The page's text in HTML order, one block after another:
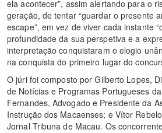
ela acontecer”, assim alertando para o
geração, de tentar “guardar o presente
escape”, em vez de viver cada instante
profundidade da sua perspetiva e a
interpretação conquistaram o elogio
na conquista do primeiro lugar do
O júri foi composto por Gilberto Lopes,
de Notícias e Programas Portugueses
Fernandes, Advogado e Presidente da
Instrução dos Macaenses; e Vítor
Jornal Tribuna de Macau. Os